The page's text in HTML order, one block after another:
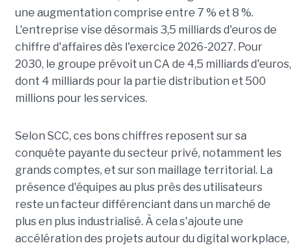
une augmentation comprise entre 7 % et 8 %.
L'entreprise vise désormais 3,5 milliards d'euros de
chiffre d'affaires dès l'exercice 2026-2027. Pour
2030, le groupe prévoit un CA de 4,5 milliards d'euros,
dont 4 milliards pour la partie distribution et 500
millions pour les services.
Selon SCC, ces bons chiffres reposent sur sa
conquête payante du secteur privé, notamment les
grands comptes, et sur son maillage territorial. La
présence d'équipes au plus près des utilisateurs
reste un facteur différenciant dans un marché de
plus en plus industrialisé. À cela s'ajoute une
accélération des projets autour du digital workplace,